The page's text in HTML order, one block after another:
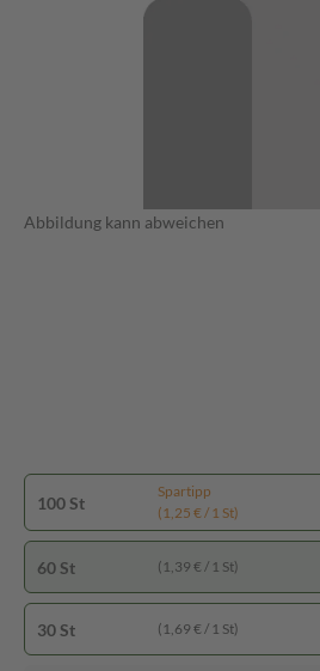
Abbildung kann abweichen
100 St
Spartipp
(1,25 € / 1 St)
60 St (1,39 € / 1 St)
30 St (1,69 € / 1 St)